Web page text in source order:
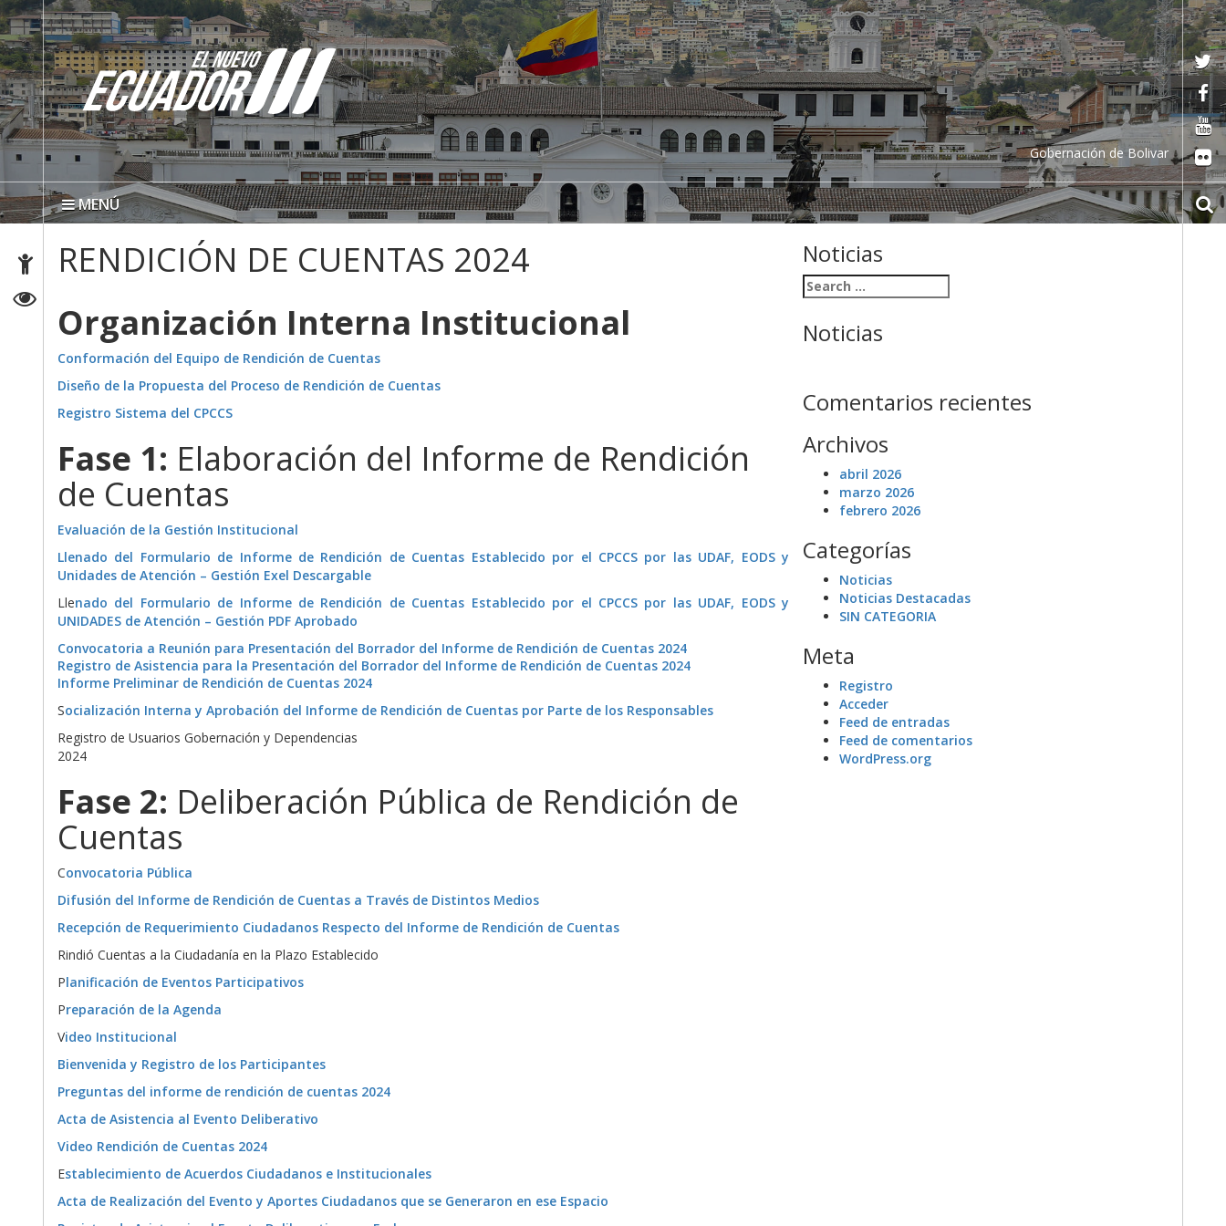
Gobernación de Bolivar
MENÚ
RENDICIÓN DE CUENTAS 2024
Organización Interna Institucional
Conformación del Equipo de Rendición de Cuentas
Diseño de la Propuesta del Proceso de Rendición de Cuentas
Registro Sistema del CPCCS
Fase 1: Elaboración del Informe de Rendición
de Cuentas
Evaluación de la Gestión Institucional
Llenado del Formulario de Informe de Rendición de Cuentas Establecido por el CPCCS por las UDAF, EODS y
Unidades de Atención – Gestión Exel Descargable
Llenado del Formulario de Informe de Rendición de Cuentas Establecido por el CPCCS por las UDAF, EODS y
UNIDADES de Atención – Gestión PDF Aprobado
Convocatoria a Reunión para Presentación del Borrador del Informe de Rendición de Cuentas 2024
Registro de Asistencia para la Presentación del Borrador del Informe de Rendición de Cuentas 2024
Informe Preliminar de Rendición de Cuentas 2024
Socialización Interna y Aprobación del Informe de Rendición de Cuentas por Parte de los Responsables
Registro de Usuarios Gobernación y Dependencias
2024
Fase 2: Deliberación Pública de Rendición de
Cuentas
Convocatoria Pública
Difusión del Informe de Rendición de Cuentas a Través de Distintos Medios
Recepción de Requerimiento Ciudadanos Respecto del Informe de Rendición de Cuentas
Rindió Cuentas a la Ciudadanía en la Plazo Establecido
Planificación de Eventos Participativos
Preparación de la Agenda
Video Institucional
Bienvenida y Registro de los Participantes
Preguntas del informe de rendición de cuentas 2024
Acta de Asistencia al Evento Deliberativo
Video Rendición de Cuentas 2024
Establecimiento de Acuerdos Ciudadanos e Institucionales
Acta de Realización del Evento y Aportes Ciudadanos que se Generaron en ese Espacio
Noticias
Search
for:
Noticias
Comentarios recientes
Archivos
abril 2026
marzo 2026
febrero 2026
Categorías
Noticias
Noticias Destacadas
SIN CATEGORIA
Meta
Registro
Acceder
Feed de entradas
Feed de comentarios
WordPress.org